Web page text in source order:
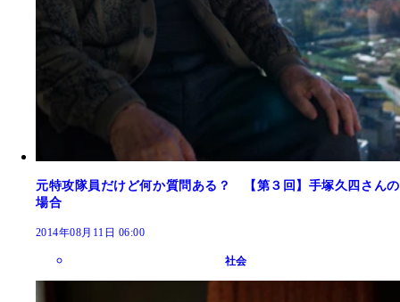
元特攻隊員だけど何か質問ある？ 【第３回】手塚久四さんの
場合
2014年08月11日 06:00
社会